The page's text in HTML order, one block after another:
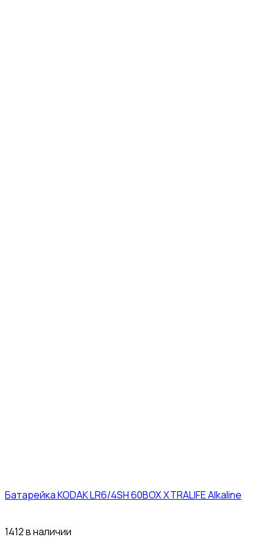
Батарейка KODAK LR6/4SH 60BOX XTRALIFE Alkaline
1412 в наличии